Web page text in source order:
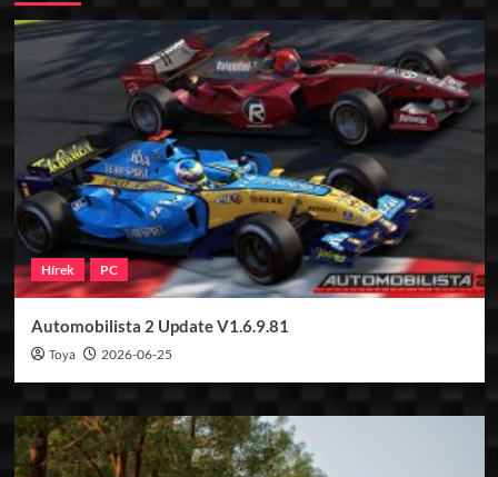
Hírek PC
Automobilista 2 Update V1.6.9.81
Toya 2026-06-25